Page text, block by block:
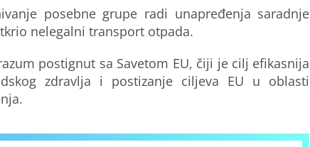
posebne grupe radi unapređenja saradnje
nelegalni transport otpada.
postignut sa Savetom EU, čiji je cilj efikasnija
zdravlja i postizanje ciljeva EU u oblasti